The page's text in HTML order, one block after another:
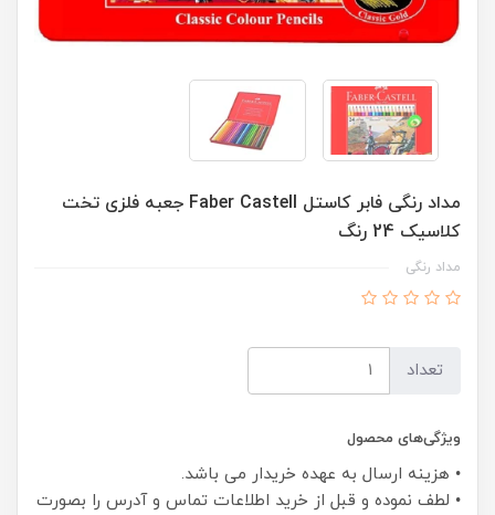
مداد رنگی فابر کاستل Faber Castell جعبه فلزی تخت
کلاسیک 24 رنگ
مداد رنگی
تعداد
ویژگی‌های محصول
• هزینه ارسال به عهده خریدار می باشد.
• لطف نموده و قبل از خرید اطلاعات تماس و آدرس را بصورت